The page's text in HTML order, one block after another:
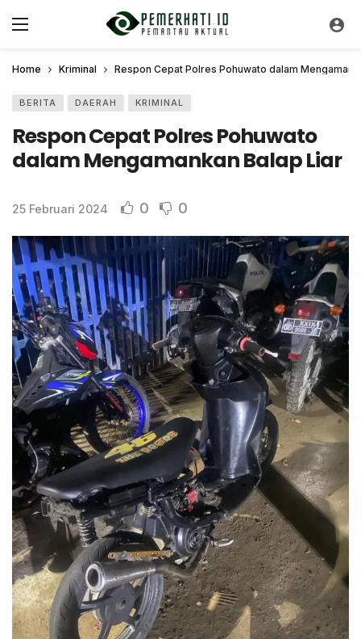
Home Kriminal Respon Cepat Polres Pohuwato dalam
BERITA DAERAH KRIMINAL
Respon Cepat Polres Pohuwato
dalam Mengamankan Balap Liar
25 Februari 2024 0 0